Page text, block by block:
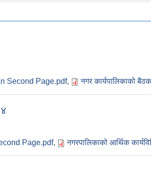
Second Page.pdf, नगर कार्यपालिकाको
Page.pdf, नगरपालिकाको आर्थिक